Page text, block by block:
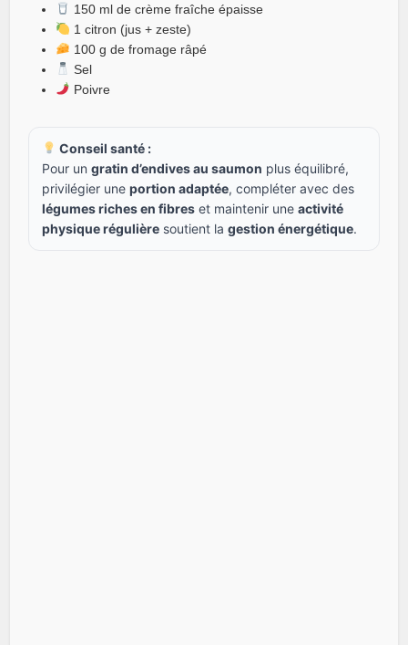
150 ml de crème fraîche épaisse
1 citron (jus + zeste)
100 g de fromage râpé
Sel
Poivre
Conseil santé :
Pour ungratin d’endives au saumon plus équilibré,
privilégier uneportion adaptée, compléter avec des
légumes riches en fibres et maintenir uneactivité
physique régulière soutient lagestion énergétique.